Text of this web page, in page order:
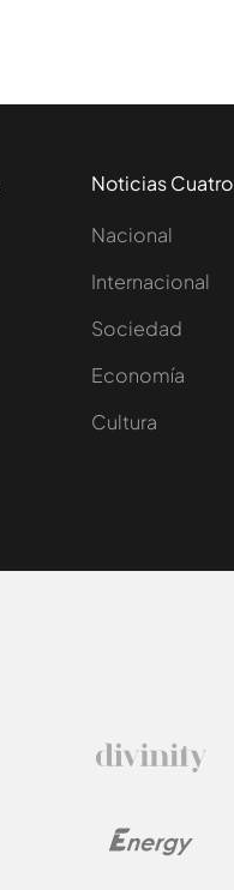
Noticias Cuatro
Nacional
Internacional
Sociedad
Economía
Cultura